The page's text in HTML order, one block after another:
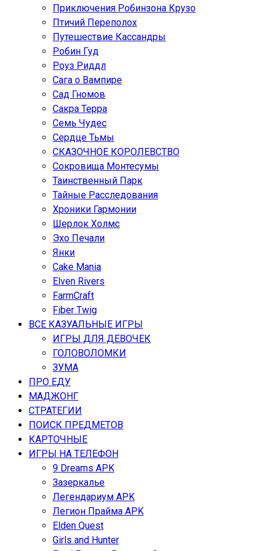
Приключения Робинзона Крузо
Птичий Переполох
Путешествие Кассандры
Робин Гуд
Роуз Риддл
Сага о Вампире
Сад Гномов
Сакра Терра
Семь Чудес
Сердце Тьмы
СКАЗОЧНОЕ КОРОЛЕВСТВО
Сокровища Монтесумы
Таинственный Парк
Тайные Расследования
Хроники Гармонии
Шерлок Холмс
Эхо Печали
Янки
Cake Mania
Elven Rivers
FarmCraft
Fiber Twig
ВСЕ КАЗУАЛЬНЫЕ ИГРЫ
ИГРЫ ДЛЯ ДЕВОЧЕК
ГОЛОВОЛОМКИ
ЗУМА
ПРО ЕДУ
МАДЖОНГ
СТРАТЕГИИ
ПОИСК ПРЕДМЕТОВ
КАРТОЧНЫЕ
ИГРЫ НА ТЕЛЕФОН
9 Dreams APK
Зазеркалье
Легендариум APK
Легион Прайма APK
Elden Quest
Girls and Hunter